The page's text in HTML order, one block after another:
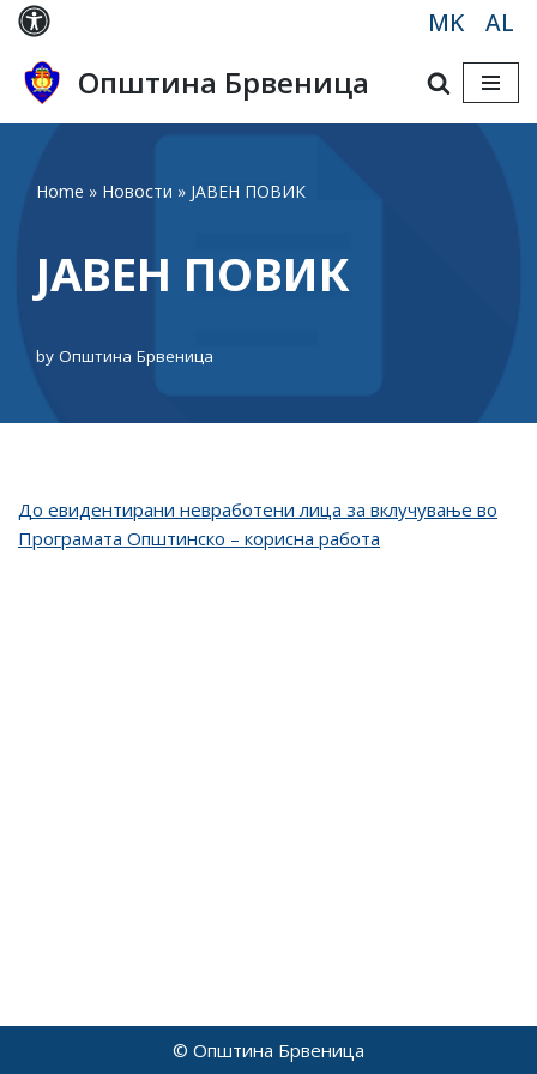
Skip
to
content
MK AL
Општина Брвеница
Home » Новости » ЈАВЕН ПОВИК
ЈАВЕН ПОВИК
by Општина Брвеница
До евидентирани невработени лица за вклучување во
Програмата Општинско – корисна работа
© Општина Брвеница